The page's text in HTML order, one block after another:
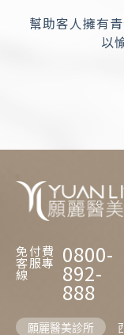
幫助客人擁有
以
免付費
客服專
線
0800-
892-
888
願麗醫美診所